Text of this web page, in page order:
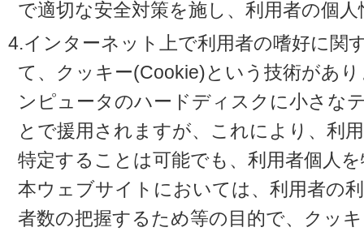
で適切な安全対策を施し、利用者の個
4.インターネット上で利用者の嗜好に関
て、クッキー(Cookie)という技術があ
ンピュータのハードディスクに小さな
とで援用されますが、これにより、利
特定することは可能でも、利用者個人
本ウェブサイトにおいては、利用者の
者数の把握するため等の目的で、クッ